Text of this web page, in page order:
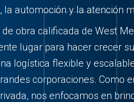
la automoción y la atención
obra calificada de West
lugar para hacer crecer
logística flexible y
corporaciones. Como
nos enfocamos en